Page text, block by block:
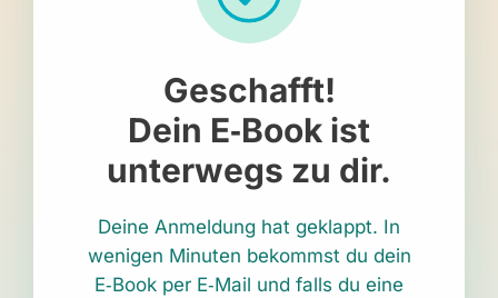
Geschafft!
Dein E‑Book ist
unterwegs zu dir.
Deine Anmeldung hat geklappt. In
wenigen Minuten bekommst du dein
E‑Book per E‑Mail und falls du eine